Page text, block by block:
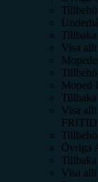
Tillbaka
Visa
Moped
Tillbaka
Visa
Övriga
Tillbaka
Visa